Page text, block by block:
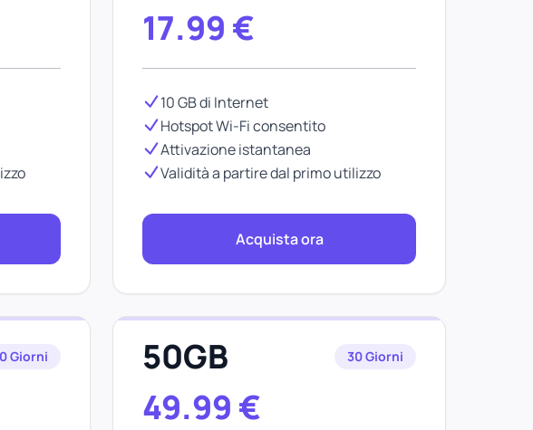
17.99 €
10 GB di Internet
Hotspot Wi-Fi consentito
Attivazione istantanea
Validità a partire dal primo utilizzo
Acquista ora
Giorni 50GB 30 Giorni
49.99 €